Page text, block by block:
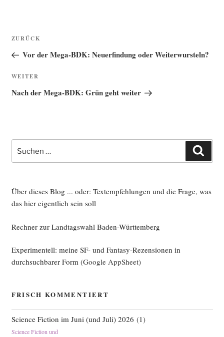
Beitragsnavigation
Vorheriger
Beitrag
ZURÜCK
Vor der Mega-BDK: Neuerfindung oder Weiterwursteln?
Nächster
Beitrag
WEITER
Nach der Mega-BDK: Grün geht weiter
nach:
Über dieses Blog ... oder: Textempfehlungen und die Frage, was
das hier eigentlich sein soll
Rechner zur Landtagswahl Baden-Württemberg
Experimentell: meine SF- und Fantasy-Rezensionen in
durchsuchbarer Form(Google AppSheet)
FRISCH KOMMENTIERT
Science Fiction im Juni (und Juli) 2026 (1)
Science Fiction und